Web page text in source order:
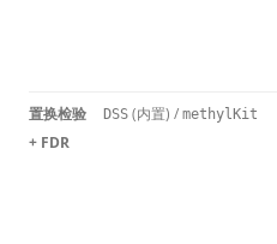
置换检验
+ FDR
DSS (内置) / methylKit